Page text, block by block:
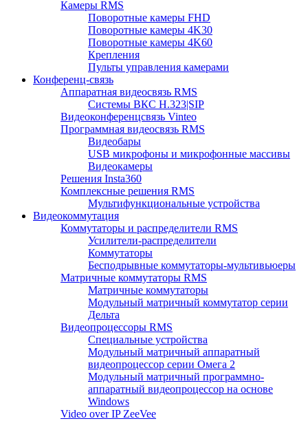
Камеры RMS
Поворотные камеры FHD
Поворотные камеры 4K30
Поворотные камеры 4K60
Крепления
Пульты управления камерами
Конференц-связь
Аппаратная видеосвязь RMS
Системы ВКС H.323|SIP
Видеоконференцсвязь Vinteo
Программная видеосвязь RMS
Видеобары
USB микрофоны и микрофонные массивы
Видеокамеры
Решения Insta360
Комплексные решения RMS
Мультифункциональные устройства
Видеокоммутация
Коммутаторы и распределители RMS
Усилители-распределители
Коммутаторы
Бесподрывные коммутаторы-мультивьюеры
Матричные коммутаторы RMS
Матричные коммутаторы
Модульный матричный коммутатор серии
Дельта
Видеопроцессоры RMS
Специальные устройства
Модульный матричный аппаратный
видеопроцессор серии Омега 2
Модульный матричный программно-
аппаратный видеопроцессор на основе
Windows
Video over IP ZeeVee